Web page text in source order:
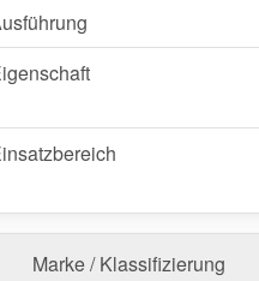
Marke / Klassifizierung